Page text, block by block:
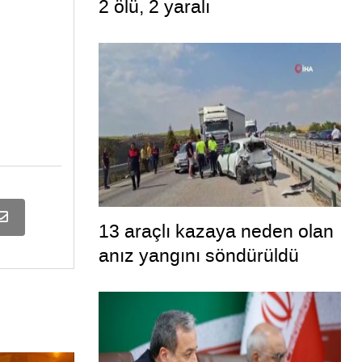
2 ölü, 2 yaralı
13 araçlı kazaya neden olan
anız yangını söndürüldü